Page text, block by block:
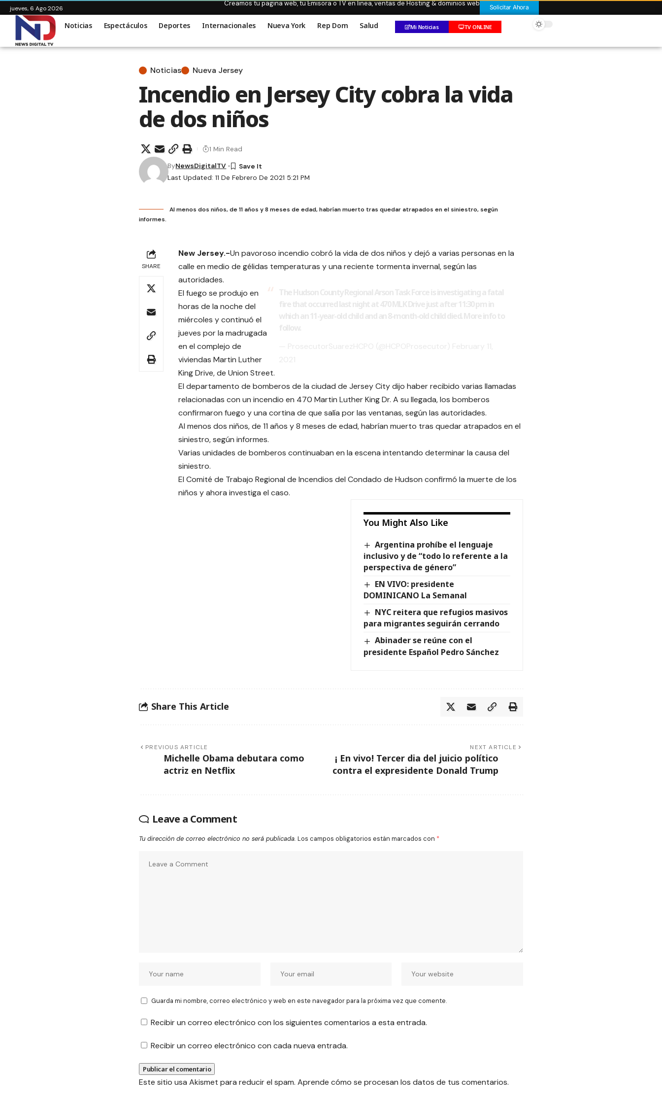
jueves, 6 Ago 2026
Creamos tu pagina web, tu Emisora o TV en linea, ventas de Hosting & dominios web Solicitar Ahora
Noticias Espectáculos Deportes Internacionales Nueva York Rep Dom Salud Mi Noticias TV ONLINE
Noticias Nueva Jersey
Incendio en Jersey City cobra la vida
de dos niños
Last Updated: 11 De Febrero De 2021 5:21 PM
ByNewsDigitalTV
1 Min Read
Al menos dos niños, de 11 años y 8 meses de edad, habrían muerto tras quedar atrapados en el siniestro, según
informes.
SHARE
New Jersey.-Un pavoroso incendio cobró la vida de dos niños y dejó a varias personas en la
calle en medio de gélidas temperaturas y una reciente tormenta invernal, según las
autoridades.
El fuego se produjo en
horas de la noche del
miércoles y continuó el
jueves por la madrugada
en el complejo de
viviendas Martin Luther
King Drive, de Union Street.
El departamento de bomberos de la ciudad de Jersey City dijo haber recibido varias llamadas
relacionadas con un incendio en 470 Martin Luther King Dr. A su llegada, los bomberos
confirmaron fuego y una cortina de que salía por las ventanas, según las autoridades.
Al menos dos niños, de 11 años y 8 meses de edad, habrían muerto tras quedar atrapados en el
siniestro, según informes.
Varias unidades de bomberos continuaban en la escena intentando determinar la causa del
siniestro.
El Comité de Trabajo Regional de Incendios del Condado de Hudson confirmó la muerte de los
niños y ahora investiga el caso.
You Might Also Like
Argentina prohíbe el lenguaje
inclusivo y de “todo lo referente a la
perspectiva de género”
EN VIVO: presidente
DOMINICANO La Semanal
NYC reitera que refugios masivos
para migrantes seguirán cerrando
Abinader se reúne con el
presidente Español Pedro Sánchez
Share This Article
PREVIOUS ARTICLE
Michelle Obama debutara como
actriz en Netflix
NEXT ARTICLE
¡ En vivo! Tercer dia del juicio político
contra el expresidente Donald Trump
Leave a Comment
Tu dirección de correo electrónico no será publicada. Los campos obligatorios están marcados con *
Guarda mi nombre, correo electrónico y web en este navegador para la próxima vez que comente.
Recibir un correo electrónico con los siguientes comentarios a esta entrada.
Recibir un correo electrónico con cada nueva entrada.
Este sitio usa Akismet para reducir el spam. Aprende cómo se procesan los datos de tus comentarios.